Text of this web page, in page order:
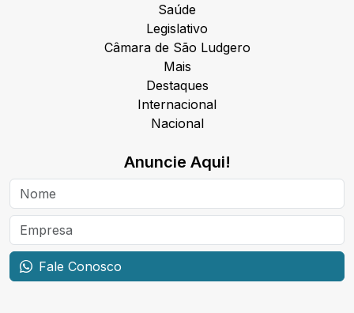
Saúde
Legislativo
Câmara de São Ludgero
Mais
Destaques
Internacional
Nacional
Anuncie Aqui!
Fale Conosco